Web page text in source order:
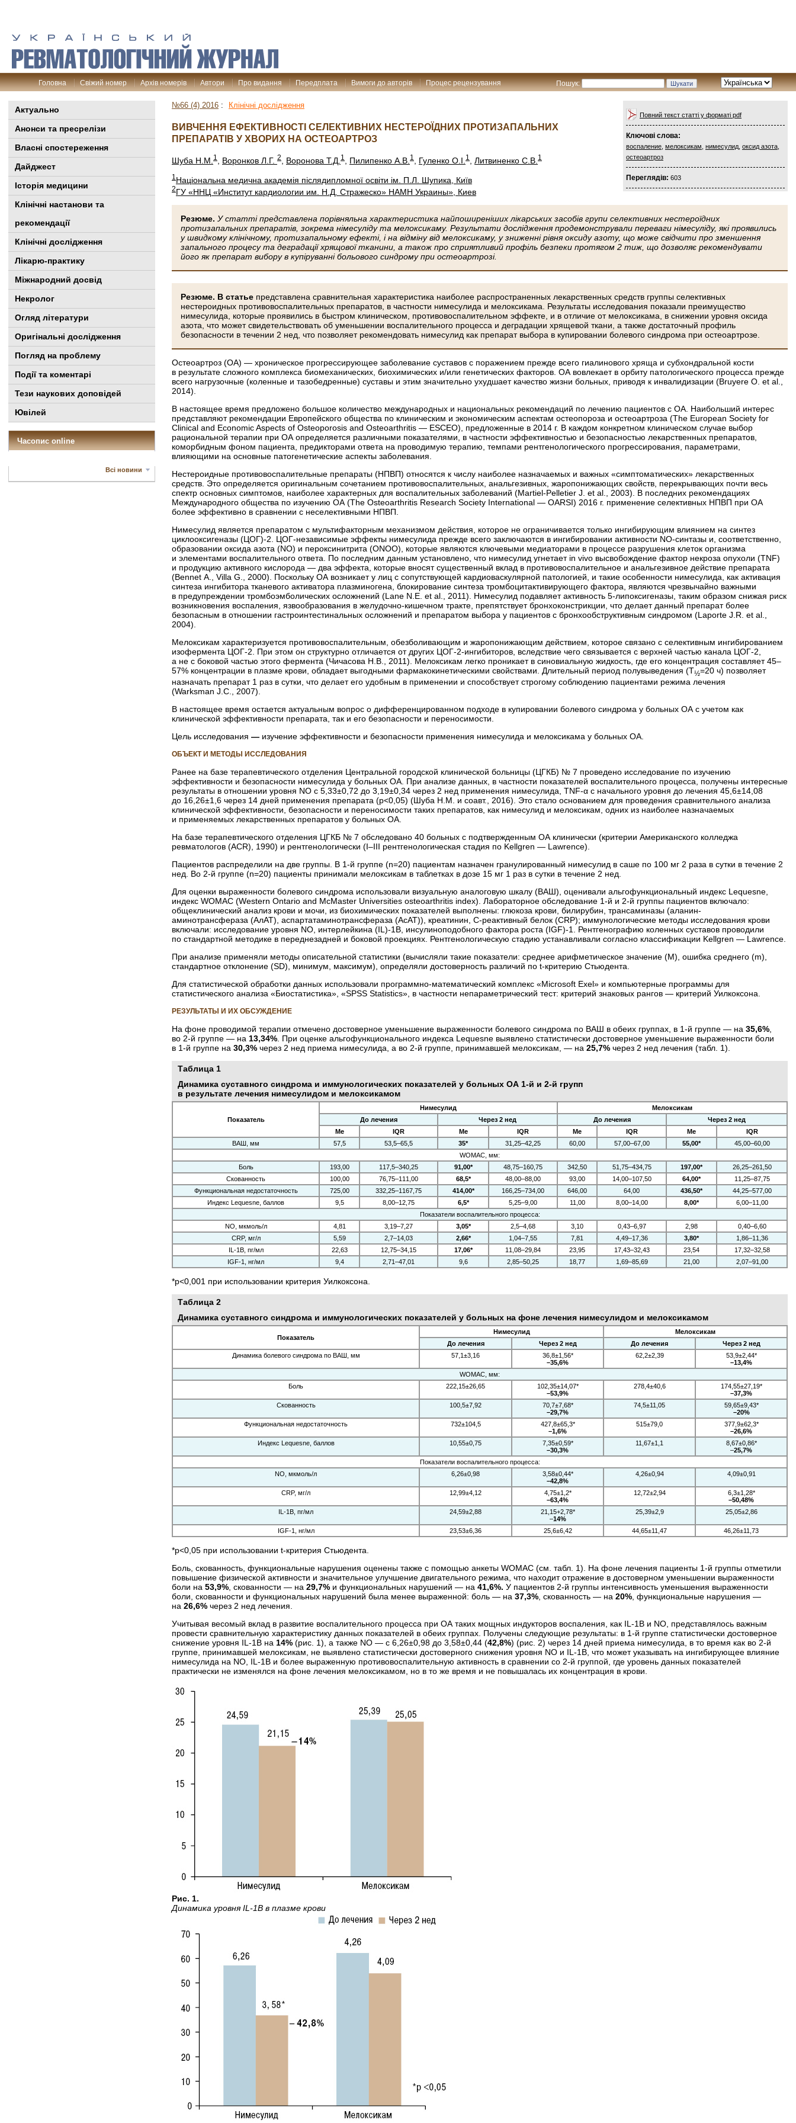
Пошук:
Головна Свіжий номер Архів номерів Автори Про видання Передплата Вимоги до авторів Процес рецензування
Актуально
Анонси та пресрелізи
Власні спостереження
Дайджест
Історія медицини
Клінiчні настанови та
рекомендації
Клінічні дослідження
Лікарю-практику
Міжнародний досвід
Некролог
Огляд літератури
Оригінальні дослідження
Погляд на проблему
Події та коментарі
Тези наукових доповідей
Ювілей
Часопис online
Всі новини
Повний текст статті у форматі pdf
Ключові слова:
воспаление мелоксикам нимесулид оксид азота
остеоартроз
Переглядів: 603
№66 (4) 2016 : Клінічні дослідження
ВИВЧЕННЯ ЕФЕКТИВНОСТІ СЕЛЕКТИВНИХ НЕСТЕРОЇДНИХ ПРОТИЗАПАЛЬНИХ
ПРЕПАРАТІВ У ХВОРИХ НА ОСТЕОАРТРОЗ
Шуба Н.М. 1 Воронков Л.Г. 2 Воронова Т.Д. 1 Пилипенко А.В. 1 Гуленко О.І. 1 Литвиненко С.В. 1
1Національна медична академія післядипломної освіти ім. П.Л. Шупика, Київ
2ГУ «ННЦ «Институт кардиологии им. Н.Д. Стражеско» НАМН Украины», Киев
Резюме. У статті представлена порівняльна характеристика найпоширеніших лікарських засобів групи селективних нестероїдних
протизапальних препаратів, зокрема німесуліду та мелоксикаму. Результати дослідження продемонстрували переваги німесуліду, які про­явились
у швидкому клінічному, протизапальному ефекті, і на відміну від мелоксикаму, у зниженні рівня оксиду азоту, що може свідчити про зменшення
запального процесу та деградації хрящової тканини, а також про сприятливий профіль безпеки протягом 2 тиж, що дозволяє рекомендувати
його як препарат вибору в купіруванні больового синдрому при остеоартрозі.
Резюме. В статье представлена сравнительная характеристика наиболее распространенных лекарственных средств группы селективных
нестероидных противовоспалительных препаратов, в частности нимесулида и мелоксикама. Результаты исследования показали преимущество
нимесулида, которые проявились в быстром клиническом, противовоспалительном эффекте, и в отличие от мелоксикама, в снижении уровня оксида
азота, что может свидетельствовать об уменьшении воспалительного процесса и деградации хрящевой ткани, а также достаточный профиль
безопасности в течении 2 нед, что позволяет рекомендовать нимесулид как препарат выбора в купировании болевого синдрома при остеоартрозе.
Остеоартроз (ОА) — хроническое прогрессирующее заболевание суставов с поражением прежде всего гиалинового хряща и субхондральной кости
в результате сложного комплекса биомеханических, биохимических и/или генетических факторов. ОА вовлекает в орбиту патологического процесса прежде
всего нагрузочные (коленные и тазобедренные) суставы и этим значительно ухудшает качество жизни больных, приводя к инвалидизации (Bruyere O. et al.,
2014).
В настоящее время предложено большое количество международных и национальных рекомендаций по лечению пациентов с ОА. Наибольший интерес
представляют рекомендации Европейского общества по клиническим и экономическим аспектам остеопороза и остеоартроза (Тhe European Society for
Clinical and Economic Aspects of Osteoporosis and Osteoarthritis — ESCEO), предложенные в 2014 г. В каждом конкретном клиническом случае выбор
рациональной терапии при ОА определяется различными показателями, в частности эффективностью и безопасностью лекарственных препаратов,
коморбидным фоном пациента, предикторами ответа на проводимую терапию, темпами рентгенологического прогрессирования, параметрами,
влияющими на основные патогенетические аспекты заболевания.
Нестероидные противовоспалительные препараты (НПВП) относятся к числу наиболее назначаемых и важных «симптоматических» лекарственных
средств. Это определяется оригинальным сочетанием противовоспалительных, анальгезивных, жаропонижающих свойств, перекрывающих почти весь
спектр основных симптомов, наиболее характерных для воспалительных заболеваний (Martiel-Pelletier J. et al., 2003). В последних рекомендациях
Международного общества по изучению ОА (The Osteoarthritis Research Society International — OARSI) 2016 г. применение селективных НПВП при ОА
более эффективно в сравнении с неселективными НПВП.
Нимесулид является препаратом с мультифакторным механизмом действия, которое не ограничивается только ингибирующим влиянием на синтез
циклооксигеназы (ЦОГ)-2. ЦОГ-независимые эффекты нимесулида прежде всего заключаются в ингибировании активности NO-синтазы и, соответственно,
образовании оксида азота (NO) и пер­оксинитрита (ОNOO), которые являются ключевыми медиаторами в процессе разрушения клеток организма
и элементами воспалительного ответа. По последним данным установлено, что нимесулид угнетает in vivo высвобождение фактор некроза опухоли (TNF)
и продукцию активного кислорода — два эффекта, которые вносят существенный вклад в противовоспалительное и анальгезивное действие препарата
(Bennet A., Villa G., 2000). Поскольку ОА возникает у лиц с сопутствующей кардиоваскулярной патологией, и такие особенности нимесулида, как активация
синтеза ингибитора тканевого активатора плазминогена, блокирование синтеза тромбоцит­активирующего фактора, являются чрезвычайно важными
в предупреждении тромбоэмболических осложнений (Lane N.E. et al., 2011). Нимесулид подавляет активность 5-­липоксигеназы, таким образом снижая риск
возникновения воспаления, язвообразования в желудочно-кишечном тракте, препятствует бронхоконстрикции, что делает данный препарат более
безопасным в отношении гастроинтестинальных осложнений и препаратом выбора у пациентов с бронхообструктивным синдромом (Laporte J.R. et al.,
2004).
Мелоксикам характеризуется противовоспалительным, обезболивающим и жаропонижающим действием, которое связано с селективным ингибированием
изофермента ЦОГ-2. При этом он структурно отличается от других ЦОГ-2-ингибиторов, вследствие чего связывается с верхней частью канала ЦОГ-2,
а не с боковой частью этого фермента (Чичасова Н.В., 2011). Мелоксикам легко проникает в синовиальную жидкость, где его концентрация составляет 45–
57% концентрации в плазме крови, обладает выгодными фармакокинетическими свойствами. Длительный период полувыведения (Т½=20 ч) позволяет
назначать препарат 1 раз в сутки, что делает его удобным в применении и способствует строгому соблюдению пациентами режима лечения
(Warksman J.C., 2007).
В настоящее время остается актуальным вопрос о дифференцированном подходе в купировании болевого синдрома у больных ОА с учетом как
клинической эффективности препарата, так и его безопасности и переносимости.
Цель исследования — изучение эффективности и безопасности применения нимесулида и мелоксикама у больных ОА.
ОБЪЕКТ И МЕТОДЫ ИССЛЕДОВАНИЯ
Ранее на базе терапевтического отделения Центральной городской клинической больницы (ЦГКБ) № 7 проведено исследование по изучению
эффективности и безопасности нимесулида у больных ОА. При анализе данных, в частности показателей воспалительного процесса, получены интересные
результаты в отношении уровня NO с 5,33±0,72 до 3,19±0,34 через 2 нед применения нимесулида, TNF-α с начального уровня до лечения 45,6±14,08
до 16,26±1,6 через 14 дней применения препарата (р<0,05) (Шуба Н.М. и соавт., 2016). Это стало основанием для проведения сравнительного анализа
клинической эффективности, безопасности и переносимости таких препаратов, как нимесулид и мелоксикам, одних из наиболее назначаемых
и применяемых лекарственных препаратов у больных ОА.
На базе терапевтического отделения ЦГКБ № 7 обследовано 40 больных с подтвержденным ОА клинически (критерии Американского колледжа
ревматологов (ACR), 1990) и рентгенологически (I–III рентгенологическая стадия по Kellgren — Lawrence).
Пациентов распределили на две группы. В 1-й группе (n=20) пациентам назначен гранулированный нимесулид в саше по 100 мг 2 раза в сутки в течение 2
нед. Во 2-й группе (n=20) пациенты принимали мелоксикам в таблетках в дозе 15 мг 1 раз в сутки в течение 2 нед.
Для оценки выраженности болевого синдрома использовали визуальную аналоговую шкалу (ВАШ), оценивали альгофункциональный индекс Lequesne,
индекс WOMAC (Western Ontario and McMaster Universities osteoarthritis index). Лабораторное обследование 1-й и 2-й группы пациентов включало:
общеклинический анализ крови и мочи, из биохимических показателей выполнены: глюкоза крови, билирубин, трансаминазы (аланин­
аминотрансфераза (АлАТ), аспартатаминотрансфераза (АсАТ)), креатинин, С-реактивный белок (CRP); иммунологические методы исследования крови
включали: исследование уровня NO, интерлейкина (IL)-1B, инсулиноподобного фактора роста (IGF)-1. Рентгенографию коленных суставов проводили
по стандартной методике в переднезадней и боковой проекциях. Рентгенологическую стадию устанавливали согласно классификации Kellgren — Lawrence.
При анализе применяли методы описательной статистики (вычисляли такие показатели: среднее арифметическое значение (M), ошибка среднего (m),
стандартное отклонение (SD), минимум, максимум), определяли достоверность различий по t-критерию Стьюдента.
Для статистической обработки данных использовали программно-математический комплекс «Microsoft Exel» и компьютерные программы для
статистического анализа «Биостатистика», «SPSS Statistics», в частности непараметрический тест: критерий знаковых рангов — критерий Уилкоксона.
РЕЗУЛЬТАТЫ И ИХ ОБСУЖДЕНИЕ
На фоне проводимой терапии отмечено достоверное уменьшение выраженности болевого синдрома по ВАШ в обеих группах, в 1-й группе — на 35,6%
во 2-й группе — на 13,34% . При оценке альгофункционального индекса Lequesne выявлено статистически достоверное уменьшение выраженности боли
в 1-й группе на 30,3% через 2 нед приема нимесулида, а во 2-й группе, принимавшей мелоксикам, — на 25,7% через 2 нед лечения (табл. 1).
Таблица 1
Динамика суставного синдрома и иммунологических показателей у больных ОА 1-й и 2-й групп
в результате лечения нимесулидом и мелоксикамом
Показатель
Нимесулид
Мелоксикам
До лечения
Через 2 нед До лечения
Через 2 нед
Me
IQR Me IQR Me IQR Me
IQR
ВАШ, мм
57,5 53,5–65,5 35* 31,25–42,25 60,00 57,00–67,00 55,00*
45,00–60,00
WOMAC, мм:
Боль
193,00 117,5–340,25 91,00* 48,75–160,75 342,50 51,75–434,75 197,00*
26,25–261,50
Скованность
100,00 76,75–111,00 68,5* 48,00–88,00 93,00 14,00–107,50 64,00*
11,25–87,75
Функциональная недостаточность
725,00 332,25–1167,75 414,00* 166,25–734,00 646,00 64,00 436,50*
44,25–577,00
Индекс Lequesne, баллов
9,5 8,00–12,75 6,5* 5,25–9,00 11,00 8,00–14,00 8,00*
6,00–11,00
Показатели воспалительного процесса:
NO, мкмоль/л
4,81 3,19–7,27 3,05* 2,5–4,68 3,10 0,43–6,97 2,98
0,40–6,60
CRP, мг/л
5,59 2,7–14,03 2,66* 1,04–7,55 7,81 4,49–17,36 3,80*
1,86–11,36
IL-1B, пг/мл
22,63 12,75–34,15 17,06* 11,08–29,84 23,95 17,43–32,43 23,54
17,32–32,58
IGF-1, нг/мл
9,4 2,71–47,01 9,6 2,85–50,25 18,77 1,69–85,69 21,00 2,07–91,00
*р<0,001 при использовании критерия Уилкоксона.
Таблица 2
Динамика суставного синдрома и иммунологических показателей у больных на фоне лечения нимесулидом и мелоксикамом
Показатель
Нимесулид
Мелоксикам
До лечения
Через 2 нед До лечения
Через 2 нед
Динамика болевого синдрома по ВАШ, мм
57,1±3,16
36,8±1,56*
–35,6%
62,2±2,39
53,9±2,44*
–13,4%
WOMAC, мм:
Боль
222,15±26,65
102,35±14,07*
–53,9%
278,4±40,6
174,55±27,19*
–37,3%
Скованность
100,5±7,92
70,7±7,68*
–29,7%
74,5±11,05
59,65±9,43*
–20%
Функциональная недостаточность
732±104,5
427,8±65,3*
–1,6%
515±79,0
377,9±62,3*
–26,6%
Индекс Lequesne, баллов
10,55±0,75
7,35±0,59*
–30,3%
11,67±1,1
8,67±0,86*
–25,7%
Показатели воспалительного процесса:
NO, мкмоль/л
6,26±0,98
3,58±0,44*
–42,8%
4,26±0,94 4,09±0,91
CRP, мг/л 12,99±4,12
4,75±1,2*
–63,4%
12,72±2,94
6,3±1,28*
–50,48%
IL-1B, пг/мл
24,59±2,88
21,15+2,78*
–14%
25,39±2,9 25,05±2,86
IGF-1, нг/мл 23,53±6,36 25,6±6,42 44,65±11,47 46,26±11,73
*р<0,05 при использовании t-критерия Стьюдента.
Боль, скованность, функциональные нарушения оценены также с помощью анкеты WOMAC (см. табл. 1). На фоне лечения пациенты 1-й группы отметили
повышение физической активности и значительное улучшение двигательного режима, что находит отражение в достоверном уменьшении выраженности
боли на 53,9% , скованности — на 29,7% и функциональных нарушений — на 41,6%. У пациентов 2-й группы интенсивность уменьшения выраженности
боли, скованности и функциональных нарушений была менее выраженной: боль — на 37,3% , скованность — на 20% , функциональные нарушения —
на 26,6% через 2 нед лечения.
Учитывая весомый вклад в развитие воспалительного процесса при ОА таких мощных индукторов воспаления, как IL-1B и NO, представлялось важным
провести сравнительную характеристику данных показателей в обеих группах. Получены следующие результаты: в 1-й группе статистически достоверное
снижение уровня IL-1B на 14% (рис. 1), а также NO — с 6,26±0,98 до 3,58±0,44 (42,8%) (рис. 2) через 14 дней приема нимесулида, в то время как во 2-й
группе, принимавшей мелоксикам, не выявлено статистически достоверного снижения уровня NO и IL-1B, что может указывать на ингибирующее влияние
нимесулида на NO, IL-1B и более выраженную противовоспалительную активность в сравнении со 2-й группой, где уровень данных показателей
практически не изменялся на фоне лечения мелоксикамом, но в то же время и не повышалась их концентрация в крови.
Рис. 1.
Динамика уровня IL-1B в плазме крови